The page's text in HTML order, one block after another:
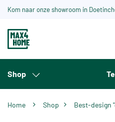
Kom naar onze showroom in
Shop
Home Shop Best-